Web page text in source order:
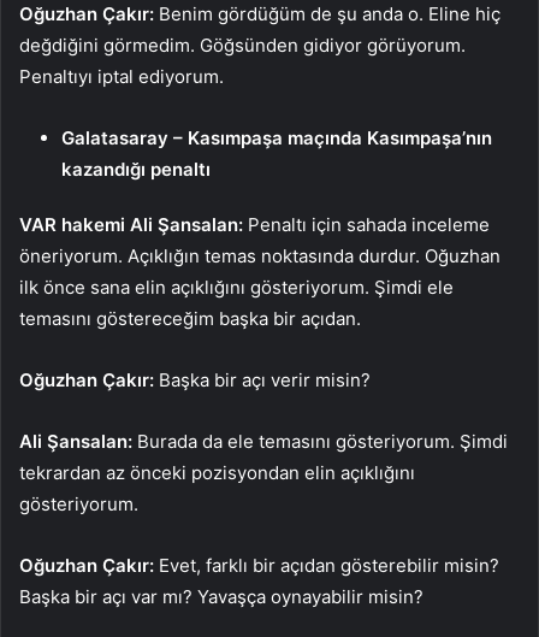
Oğuzhan Çakır: Benim gördüğüm de şu anda o. Eline hiç
değdiğini görmedim. Göğsünden gidiyor görüyorum.
Penaltıyı iptal ediyorum.
Galatasaray – Kasımpaşa maçında Kasımpaşa’nın
kazandığı penaltı
VAR hakemi Ali Şansalan: Penaltı için sahada inceleme
öneriyorum. Açıklığın temas noktasında durdur. Oğuzhan
ilk önce sana elin açıklığını gösteriyorum. Şimdi ele
temasını göstereceğim başka bir açıdan.
Oğuzhan Çakır: Başka bir açı verir misin?
Ali Şansalan: Burada da ele temasını gösteriyorum. Şimdi
tekrardan az önceki pozisyondan elin açıklığını
gösteriyorum.
Oğuzhan Çakır: Evet, farklı bir açıdan gösterebilir misin?
Başka bir açı var mı? Yavaşça oynayabilir misin?